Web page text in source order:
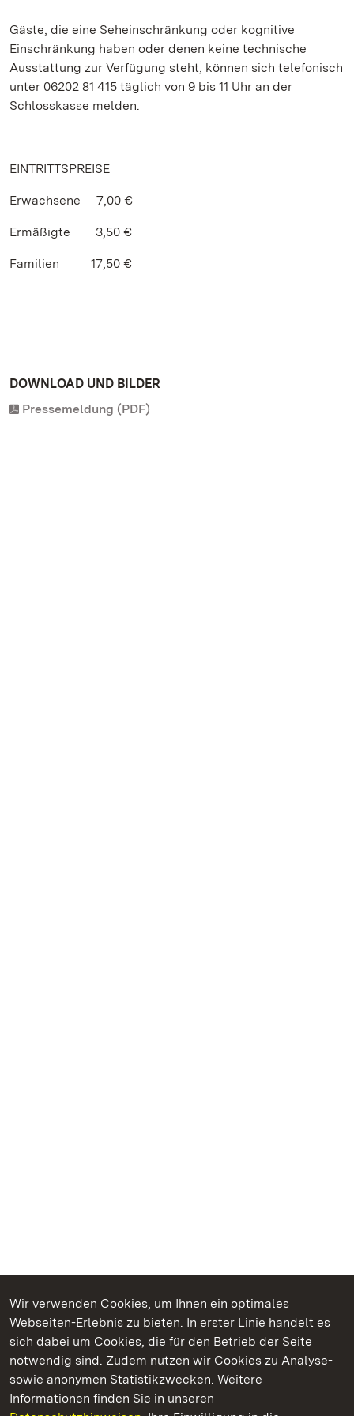
Wir verwenden Cookies, um Ihnen ein optimales
Webseiten-Erlebnis zu bieten. In erster Linie handelt es
sich dabei um Cookies, die für den Betrieb der Seite
notwendig sind. Zudem nutzen wir Cookies zu Analyse-
sowie anonymen Statistikzwecken. Weitere
Informationen finden Sie in unseren
Gäste, die eine Seheinschränkung oder kognitive
Einschränkung haben oder denen keine technische
Ausstattung zur Verfügung steht, können sich telefonisch
unter 06202 81 415 täglich von 9 bis 11 Uhr an der
Schlosskasse melden.
EINTRITTSPREISE
Erwachsene 7,00 €
Ermäßigte 3,50 €
Familien 17,50 €
DOWNLOAD UND BILDER
Pressemeldung (PDF)
Kommen. Staunen. Genießen.